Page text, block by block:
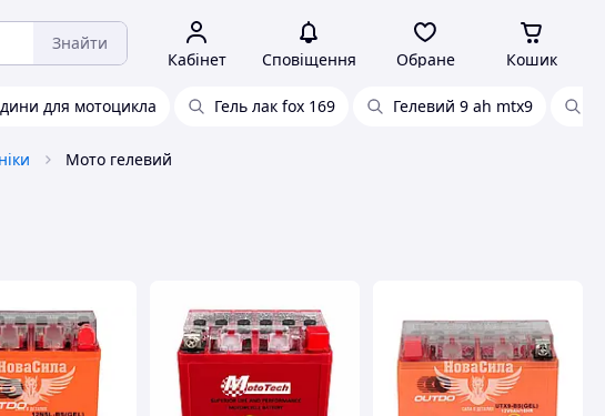
Знайти
Кабінет Сповіщення Обране Кошик
для мотоцикла Гель лак fox 169 Гелевий 9 аh mtx9
Мото гелевий